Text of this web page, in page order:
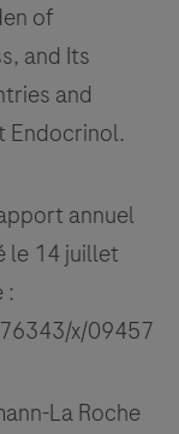
of
and Its
and
Endocrinol.
annuel
le 14 juillet
:
x/09457
La Roche